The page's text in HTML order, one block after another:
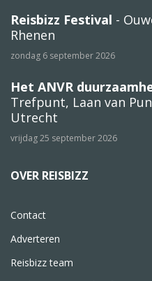
Reisbizz Festival -
Rhenen
zondag 6 september 2026
Het ANVR
Trefpunt, Laan van
Utrecht
vrijdag 25 september 2026
OVER REISBIZZ
Contact
Adverteren
Reisbizz team